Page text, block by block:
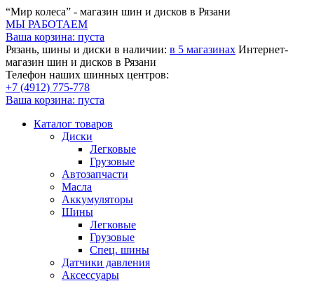
“Мир колеса” - магазин шин и дисков в Рязани
МЫ РАБОТАЕМ
Ваша корзина: пуста
Рязань, шины и диски в наличии: в 5 магазинах Интернет-
магазин шин и дисков в Рязани
Телефон наших шинных центров:
+7 (4912) 775-778
Ваша корзина: пуста
Каталог товаров
Диски
Легковые
Грузовые
Автозапчасти
Масла
Аккумуляторы
Шины
Легковые
Грузовые
Спец. шины
Датчики давления
Аксессуары